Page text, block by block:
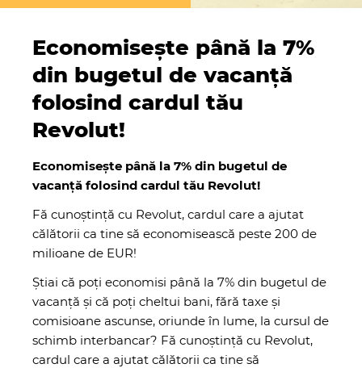
Economisește până la 7%
din bugetul de vacanță
folosind cardul tău
Revolut!
Economisește până la 7% din bugetul de
vacanță folosind cardul tău Revolut!
Fă cunoștință cu Revolut, cardul care a ajutat
călătorii ca tine să economisească peste 200 de
milioane de EUR!
Știai că poți economisi până la 7% din bugetul de
vacanță și că poți cheltui bani, fără taxe și
comisioane ascunse, oriunde în lume, la cursul de
schimb interbancar? Fă cunoștință cu Revolut,
cardul care a ajutat călătorii ca tine să